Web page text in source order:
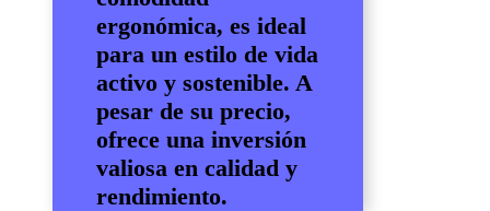
ergonómica, es ideal
para un estilo de vida
activo y sostenible. A
pesar de su precio,
ofrece una inversión
valiosa en calidad y
rendimiento.